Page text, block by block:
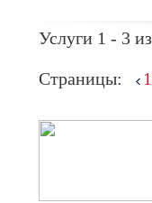
Услуги 1 - 3
Страницы: 1